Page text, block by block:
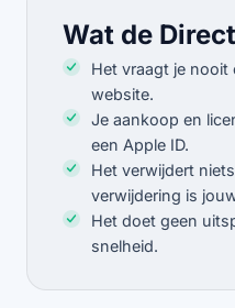
Wat de
Het vraagt je
website.
Je aankoop en
een Apple ID.
Het verwijdert
verwijdering is
Het doet geen
snelheid.